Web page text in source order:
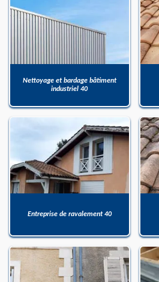
Nettoyage et bardage bâtiment
industriel 40
Entreprise de ravalement 40